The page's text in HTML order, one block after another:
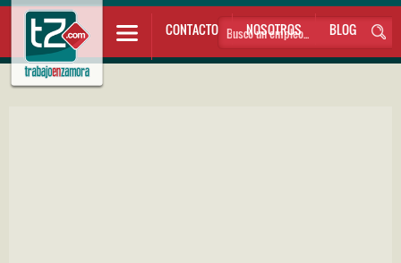
CONTACTO NOSOTROS BLOG